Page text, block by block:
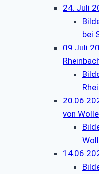
24. Juli
bei
09.Juli
von